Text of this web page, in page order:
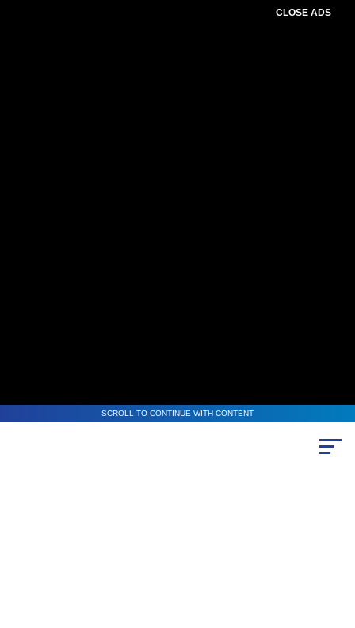
CLOSE ADS
SCROLL TO CONTINUE WITH CONTENT